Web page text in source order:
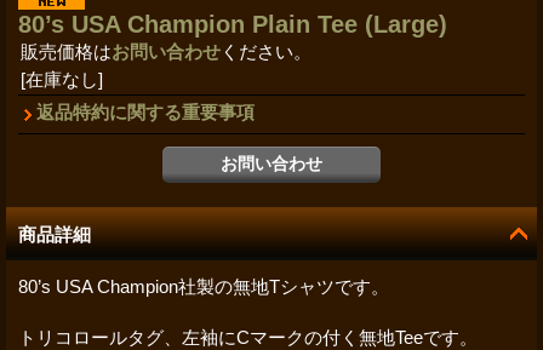
80’s USA Champion Plain Tee (Large)
販売価格はお問い合わせ ください。
[在庫なし]
返品特約に関する重要事項
商品詳細
80’s USA Champion社製の無地Tシャツです。
トリコロールタグ、左袖にCマークの付く無地Teeです。